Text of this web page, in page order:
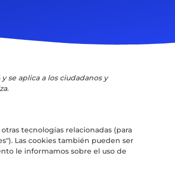
se aplica a los ciudadanos y
tecnologías relacionadas (para
Las cookies también pueden ser
le informamos sobre el uso de